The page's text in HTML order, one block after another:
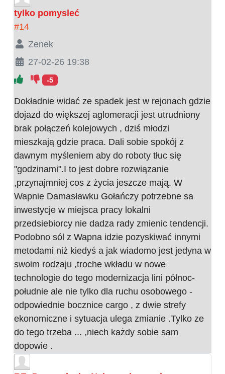
tylko pomysleć
#14
Zenek
27-02-26 19:38
-5
Dokładnie widać ze spadek jest w rejonach gdzie
dojazd do większej aglomeracji jest utrudniony
brak połączeń kolejowych , dziś młodzi
mieszkają gdzie praca. Dali sobie spokój z
dawnym myśleniem aby do roboty tłuc się
"godzinami".I to jest dobre rozwiązanie
,przynajmniej cos z życia jeszcze mają. W
Wapnie Damasławku Gołańczy potrzebne sa
inwestycje w miejsca pracy lokalni
przedsiebiorcy nie dadza rady zmienic tendencji.
Podobno sól z Wapna idzie pozyskiwać innymi
metodami niż kiedyś a jak wiadomo jest jedyna w
swoim rodzaju ,troche wkładu w nowe
technologie do tego modernizacja lini północ-
południe ale nie tylko dla ruchu osobowego -
odpowiednie bocznice cargo , z dwie strefy
ekonomiczne i sytuacja ulega zmianie .Tylko ze
do tego trzeba ... ,niech każdy sobie sam
dopowie .